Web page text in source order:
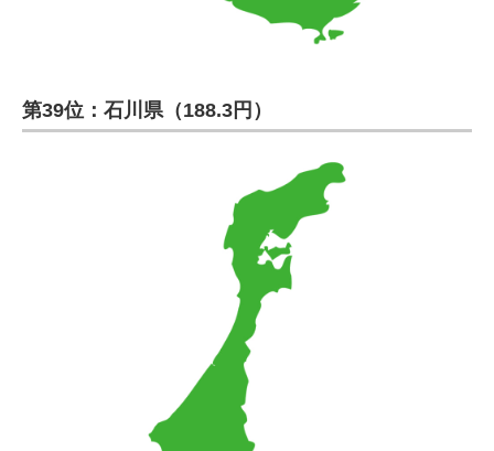
第39位：石川県（188.3円）